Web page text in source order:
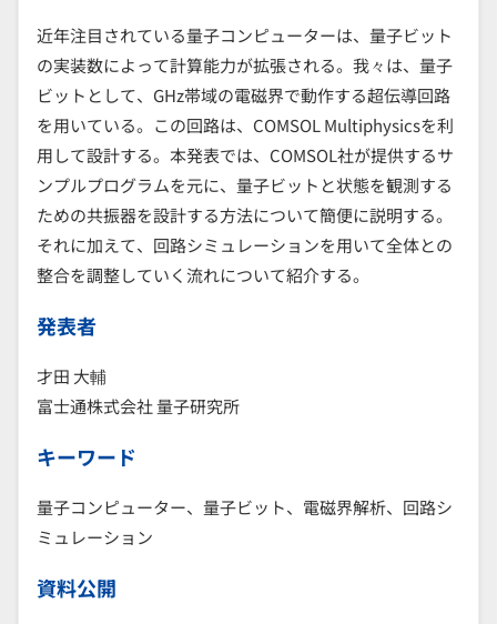
近年注目されている量子コンピューターは、量子ビット
の実装数によって計算能力が拡張される。我々は、量子
ビットとして、GHz帯域の電磁界で動作する超伝導回路
を用いている。この回路は、COMSOL Multiphysicsを利
用して設計する。本発表では、COMSOL社が提供するサ
ンプルプログラムを元に、量子ビットと状態を観測する
ための共振器を設計する方法について簡便に説明する。
それに加えて、回路シミュレーションを用いて全体との
整合を調整していく流れについて紹介する。
発表者
才田 大輔
富士通株式会社 量子研究所
キーワード
量子コンピューター、量子ビット、電磁界解析、回路シ
ミュレーション
資料公開